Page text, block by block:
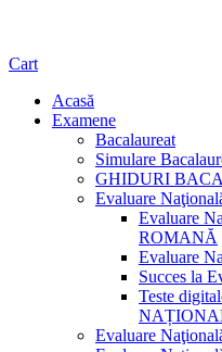
Cart
Acasă
Examene
Bacalaureat
Simulare
GHIDURI
Evaluare
Evaluare
ROMANĂ
Evaluare
Succes la
Teste
Evaluare